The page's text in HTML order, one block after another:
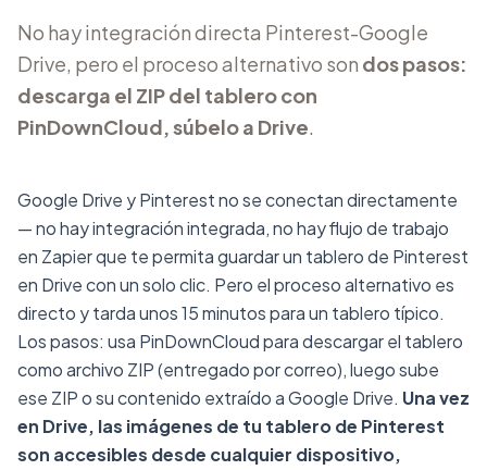
No hay integración directa Pinterest-Google
Drive, pero el proceso alternativo son dos pasos:
descarga el ZIP del tablero con
PinDownCloud, súbelo a Drive.
Google Drive y Pinterest no se conectan directamente
— no hay integración integrada, no hay flujo de trabajo
en Zapier que te permita guardar un tablero de Pinterest
en Drive con un solo clic. Pero el proceso alternativo es
directo y tarda unos 15 minutos para un tablero típico.
Los pasos: usa PinDownCloud para descargar el tablero
como archivo ZIP (entregado por correo), luego sube
ese ZIP o su contenido extraído a Google Drive. Una vez
en Drive, las imágenes de tu tablero de Pinterest
son accesibles desde cualquier dispositivo,